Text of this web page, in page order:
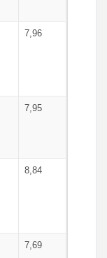
7,96
7,95
8,84
7,69